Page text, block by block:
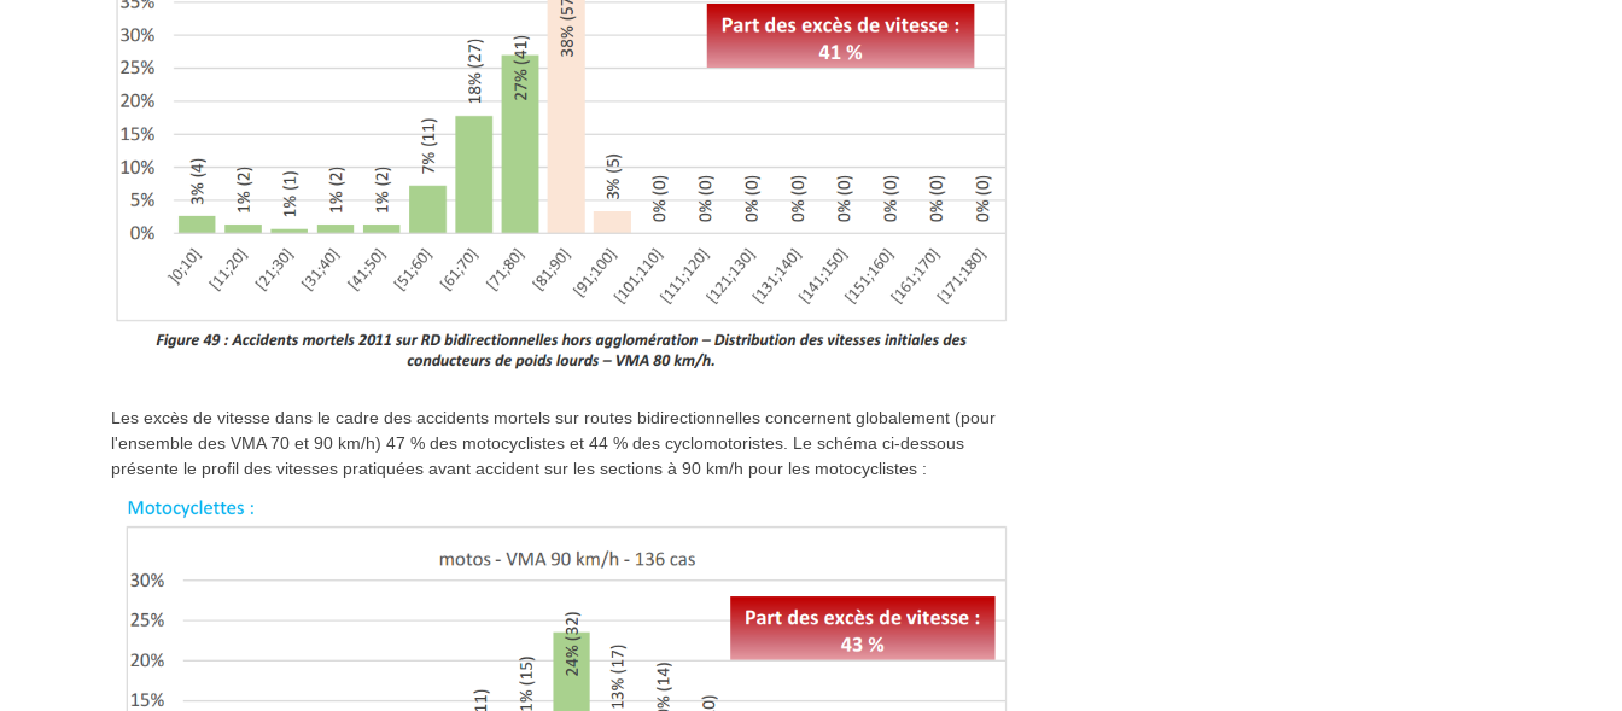
Les excès de vitesse dans le cadre des accidents mortels sur routes bidirectionnelles concernent globalement (pour
l'ensemble des VMA 70 et 90 km/h) 47 % des motocyclistes et 44 % des cyclomotoristes. Le schéma ci-dessous
présente le profil des vitesses pratiquées avant accident sur les sections à 90 km/h pour les motocyclistes :